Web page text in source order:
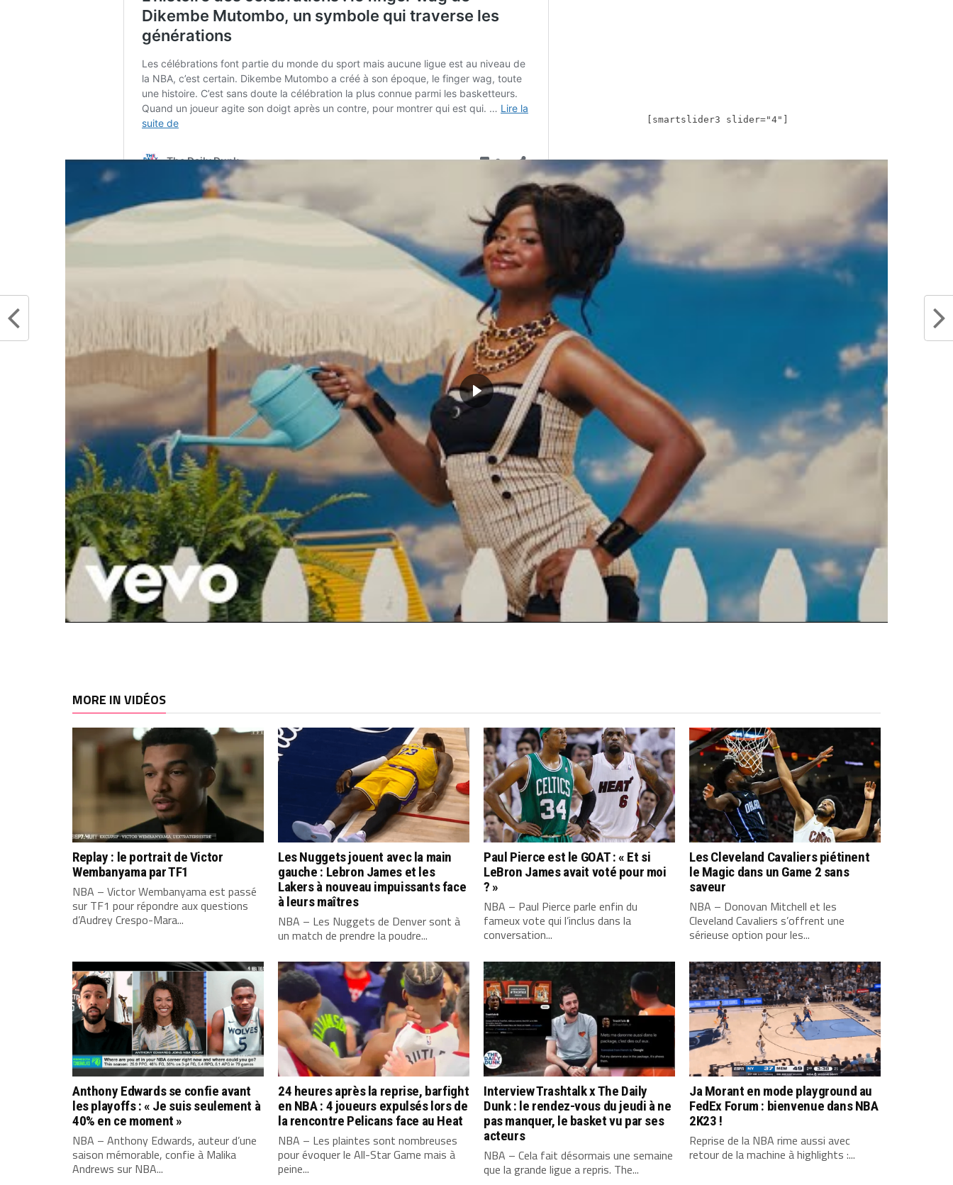
Partager :
Articles similaires
Montrezl Harrell pourrait aller en
prison pour trafic de drogues
juin 14, 2022
Dans "Actualités"
DeMar DeRozan fait la totale à
Jakob Poeltl : crossover, mini
Shammgod et poster dans le trafic
!!
février 15, 2022
Dans "Actualités"
Officiel : Kristaps Porzingis quitte
Dallas, Montrezl Harrell à Charlotte,
on essaye encore de comprendre
février 10, 2022
Dans "Actualités"
RELATED TOPICS DEMAR DEROZAN MONTREZL HARRELL NBA
CLICK TO COMMENT
[smartslider3 slider="4"]
MORE IN VIDÉOS
Replay : le portrait de Victor
Wembanyama par TF1
NBA – Victor Wembanyama est passé
sur TF1 pour répondre aux questions
d’Audrey Crespo-Mara...
Les Nuggets jouent avec la main
gauche : Lebron James et les
Lakers à nouveau impuissants face
à leurs maîtres
NBA – Les Nuggets de Denver sont à
un match de prendre la poudre...
Paul Pierce est le GOAT : « Et si
LeBron James avait voté pour moi
? »
NBA – Paul Pierce parle enfin du
fameux vote qui l’inclus dans la
conversation...
Les Cleveland Cavaliers piétinent
le Magic dans un Game 2 sans
saveur
NBA – Donovan Mitchell et les
Cleveland Cavaliers s’offrent une
sérieuse option pour les...
Anthony Edwards se confie avant
les playoffs : « Je suis seulement à
40% en ce moment »
NBA – Anthony Edwards, auteur d’une
saison mémorable, confie à Malika
Andrews sur NBA...
24 heures après la reprise, barfight
en NBA : 4 joueurs expulsés lors de
la rencontre Pelicans face au Heat
NBA – Les plaintes sont nombreuses
pour évoquer le All-Star Game mais à
peine...
Interview Trashtalk x The Daily
Dunk : le rendez-vous du jeudi à ne
pas manquer, le basket vu par ses
acteurs
NBA – Cela fait désormais une semaine
que la grande ligue a repris. The...
Ja Morant en mode playground au
FedEx Forum : bienvenue dans NBA
2K23 !
Reprise de la NBA rime aussi avec
retour de la machine à highlights :...